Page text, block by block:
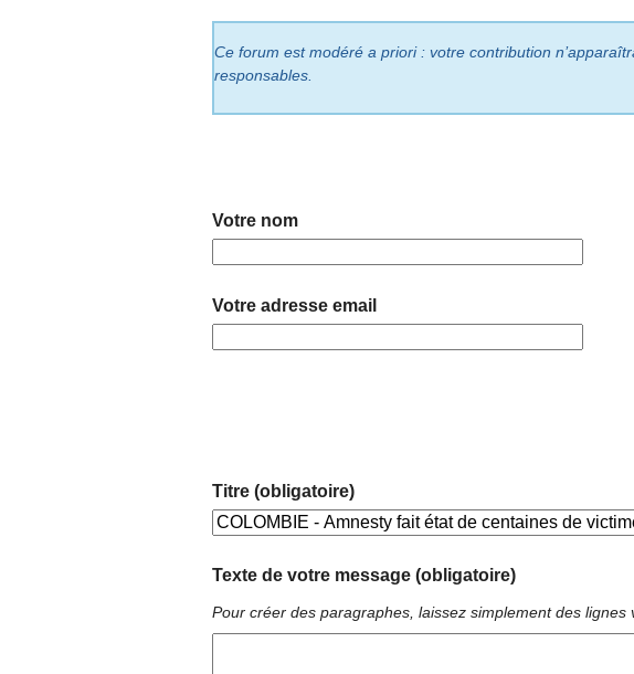
Ce forum est modéré a priori : votre contribution
responsables.
Votre nom
Votre adresse email
Titre (obligatoire)
Texte de votre message (obligatoire)
Pour créer des paragraphes, laissez simplement des lignes